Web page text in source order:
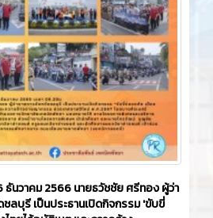
ธันวาคม 2566​ นายธวัชชัย ศรีทอง ผู้ว่า
ชลบุรี เป็นประธานเปิดกิจกรรม 'ขับขี่